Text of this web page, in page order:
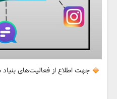
جهت اطلاع از فعالیت‌های بنیاد